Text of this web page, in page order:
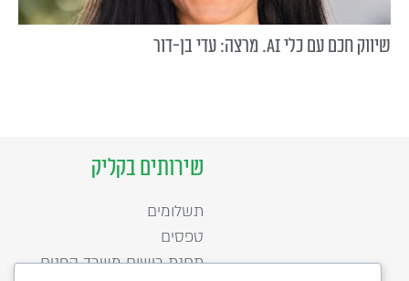
שיווק חכם עם כלי AI. מרצה: עדי בן-דור
שירותים בקליק
תשלומים
טפסים
תחנת רישום משרד הפנים